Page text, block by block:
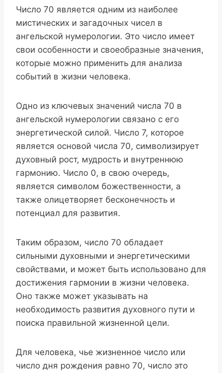
Число 70 является одним из наиболее
мистических и загадочных чисел в
ангельской нумерологии. Это число имеет
свои особенности и своеобразные значения,
которые можно применить для анализа
событий в жизни человека.
Одно из ключевых значений числа 70 в
ангельской нумерологии связано с его
энергетической силой. Число 7, которое
является основой числа 70, символизирует
духовный рост, мудрость и внутреннюю
гармонию. Число 0, в свою очередь,
является символом божественности, а
также олицетворяет бесконечность и
потенциал для развития.
Таким образом, число 70 обладает
сильными духовными и энергетическими
свойствами, и может быть использовано для
достижения гармонии в жизни человека.
Оно также может указывать на
необходимость развития духовного пути и
поиска правильной жизненной цели.
Для человека, чье жизненное число или
число дня рождения равно 70, число это